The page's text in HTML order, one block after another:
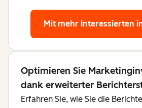
Mit mehr Interessierten
Optimieren Sie
dank erweiterter
Erfahren Sie, wie Sie die